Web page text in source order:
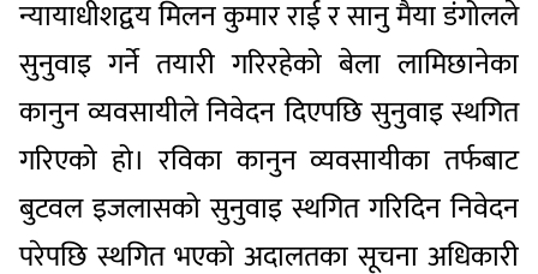
न्यायाधीशद्वय मिलन कुमार राई र सानु मैया डंगोलले
सुनुवाइ गर्ने तयारी गरिरहेको बेला लामिछानेका
कानुन व्यवसायीले निवेदन दिएपछि सुनुवाइ स्थगित
गरिएको हो। रविका कानुन व्यवसायीका तर्फबाट
बुटवल इजलासको सुनुवाइ स्थगित गरिदिन निवेदन
परेपछि स्थगित भएको अदालतका सूचना अधिकारी